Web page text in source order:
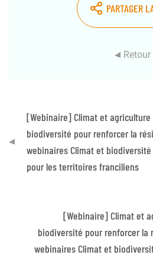
PARTAGER
Retour
[Webinaire] Climat et
biodiversité pour renforcer la
webinaires Climat et
pour les territoires franciliens
[Webinaire] Climat et
biodiversité pour renforcer la
webinaires Climat et